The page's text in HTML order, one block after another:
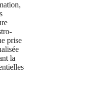
prise
la